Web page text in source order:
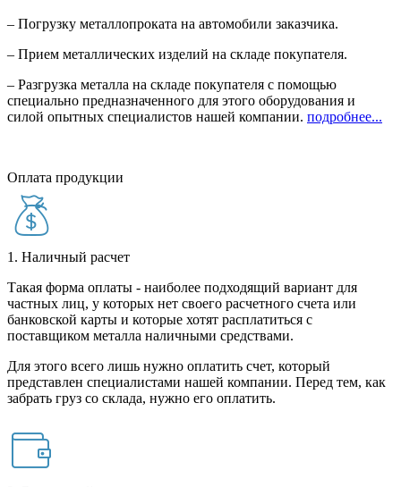
– Погрузку металлопроката на автомобили заказчика.
– Прием металлических изделий на складе покупателя.
– Разгрузка металла на складе покупателя с помощью
специально предназначенного для этого оборудования и
силой опытных специалистов нашей компании. подробнее...
Оплата продукции
1. Наличный расчет
Такая форма оплаты - наиболее подходящий вариант для
частных лиц, у которых нет своего расчетного счета или
банковской карты и которые хотят расплатиться с
поставщиком металла наличными средствами.
Для этого всего лишь нужно оплатить счет, который
представлен специалистами нашей компании. Перед тем, как
забрать груз со склада, нужно его оплатить.